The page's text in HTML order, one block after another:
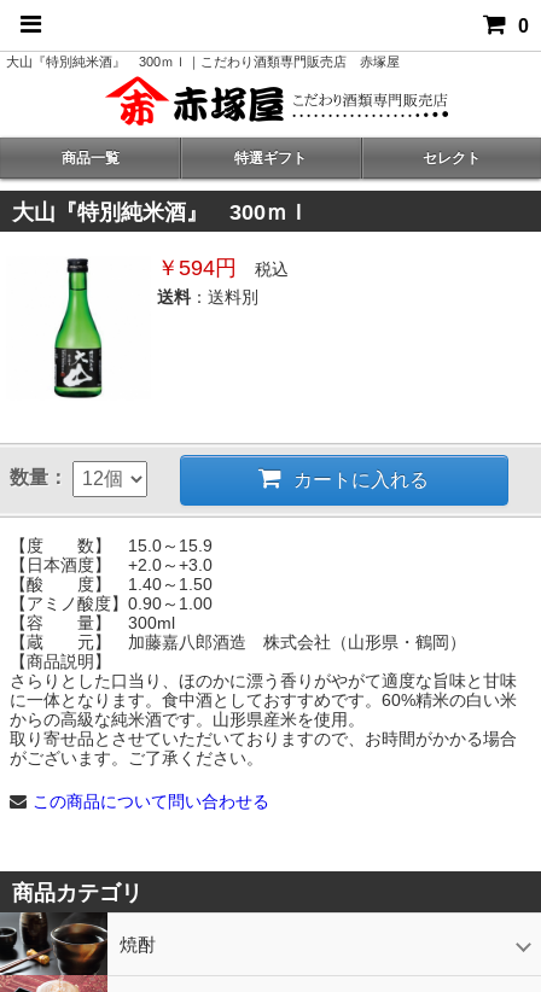
0
大山『特別純米酒』 300ｍｌ｜こだわり酒類専門販売店 赤塚屋
商品一覧 特選ギフト セレクト
大山『特別純米酒』 300ｍｌ
￥594円
税込
送料 ：送料別
数量： カートに入れる
【度 数】 15.0～15.9
【日本酒度】 +2.0～+3.0
【酸 度】 1.40～1.50
【アミノ酸度】0.90～1.00
【容 量】 300ml
【蔵 元】 加藤嘉八郎酒造 株式会社（山形県・鶴岡）
【商品説明】
さらりとした口当り、ほのかに漂う香りがやがて適度な旨味と甘味
に一体となります。食中酒としておすすめです。60%精米の白い米
からの高級な純米酒です。山形県産米を使用。
取り寄せ品とさせていただいておりますので、お時間がかかる場合
がございます。ご了承ください。
この商品について問い合わせる
商品カテゴリ
焼酎